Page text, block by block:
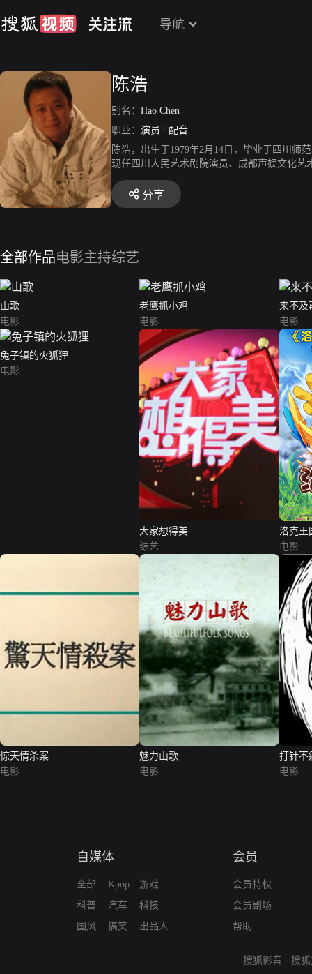
导航
陈浩
别名： Hao Chen
职业： 演员 / 配音
陈浩，出生于1979年2月14日，毕业于四川师
现任四川人民艺术剧院演员、成都声娱文化
《窃听风云》林一祥，动画《海绵宝宝》海
挺将军》《北平战与和》、动画《加菲猫的幸
担任王者荣耀英雄澜的配音。
分享
全部作品电影主持综艺
山歌
电影
老鹰抓小鸡
电影
来不及
电影
兔子镇的火狐狸
电影
大家想得美
综艺
洛克王
电影
惊天情杀案
电影
魅力山歌
电影
打针不
电影
自媒体
全部
科普
国风
Kpop
汽车
搞笑
游戏
科技
出品人
会员
会员特权
会员剧场
帮助
搜狐影音 - 搜